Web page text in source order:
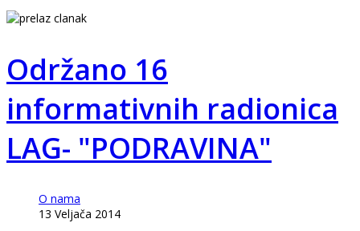
Održano 16
informativnih radionica
LAG- "PODRAVINA"
O nama
13 Veljača 2014